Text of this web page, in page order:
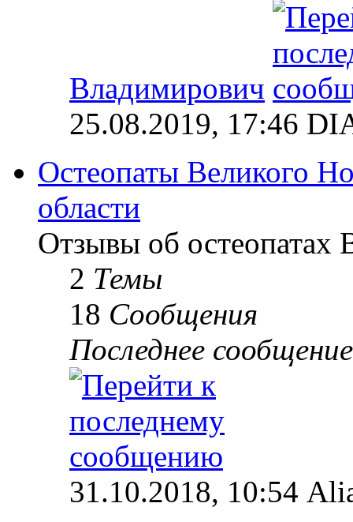
Владимирович
25.08.2019, 17:46
Остеопаты Великого
области
Отзывы об остеопатах
2 Темы
18 Сообщения
Последнее сообщение
31.10.2018, 10:54